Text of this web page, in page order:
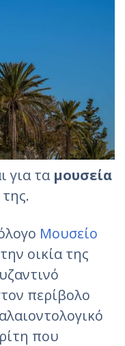
για τα μουσεία
Μουσείο
οικία της
περίβολο
που